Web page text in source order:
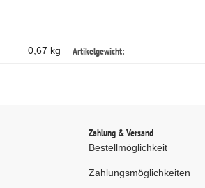
0,67 kg Artikelgewicht:
Zahlung & Versand
Bestellmöglichkeit
Zahlungsmöglichkeiten